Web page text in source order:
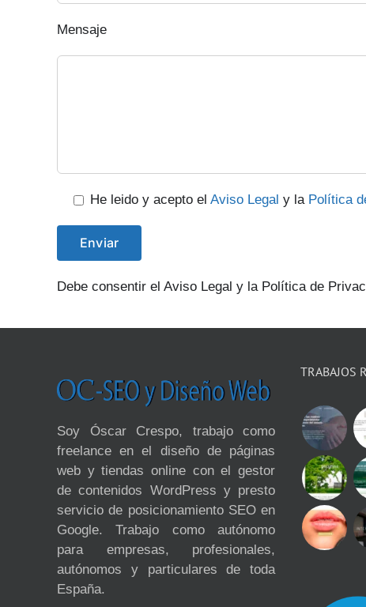
Mensaje
He leido y acepto el Aviso Legal y la Política
Debe consentir el Aviso Legal y la Política de
Soy Óscar Crespo, trabajo como
freelance en el diseño de páginas
web y tiendas online con el gestor
de contenidos WordPress y presto
servicio de posicionamiento SEO en
Google. Trabajo como autónomo
para empresas, profesionales,
autónomos y particulares de toda
España.
TRABAJOS